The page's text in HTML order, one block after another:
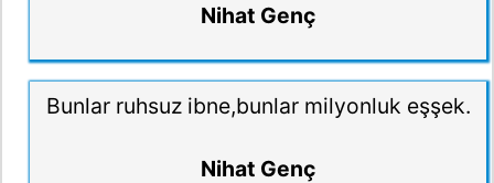
Nihat Genç
Bunlar ruhsuz ibne,bunlar milyonluk eşşek.
Nihat Genç